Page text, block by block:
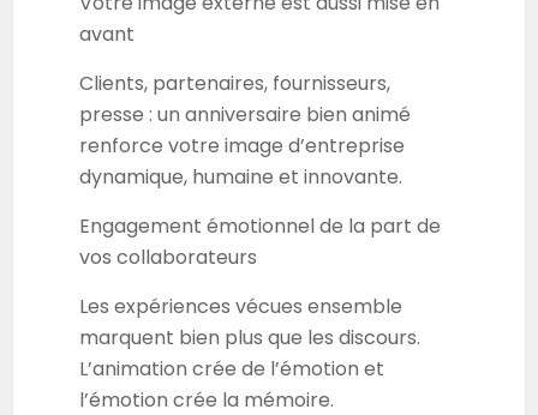
avant
Clients, partenaires, fournisseurs,
presse : un anniversaire bien animé
renforce votre image d’entreprise
dynamique, humaine et innovante.
Engagement émotionnel de la part de
vos collaborateurs
Les expériences vécues ensemble
marquent bien plus que les discours.
L’animation crée de l’émotion et
l’émotion crée la mémoire.